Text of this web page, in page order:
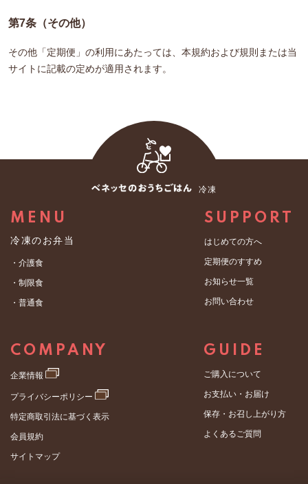
第7条（その他）
その他「定期便」の利用にあたっては、本規約および規則または当
サイトに記載の定めが適用されます。
冷凍
MENU
冷凍のお弁当
・介護食
・制限食
・普通食
SUPPORT
はじめての方へ
定期便のすすめ
お知らせ一覧
お問い合わせ
GUIDE
ご購入について
お支払い・お届け
保存・お召し上がり方
よくあるご質問
COMPANY
企業情報
プライバシーポリシー
特定商取引法に基づく表示
会員規約
サイトマップ